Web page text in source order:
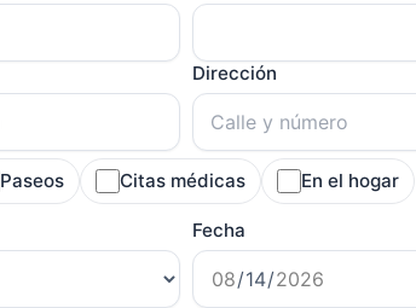
Dirección
Paseos Citas médicas En el hogar
Fecha